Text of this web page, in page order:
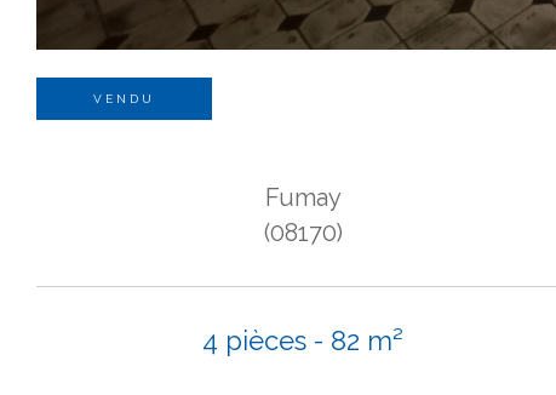
VENDU
Fumay
(08170)
4 pièces - 82 m²